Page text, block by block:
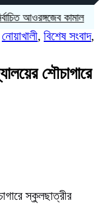
আওরঙ্গজেব কামাল
নোয়াখালী, বিশেষ সংবাদ,
শৌচাগারে
স্কুলছাত্রীর